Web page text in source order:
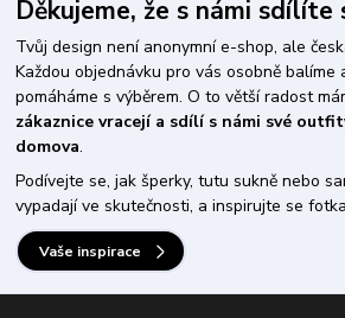
Děkujeme, že s námi sdílíte
Tvůj design není anonymní e-shop, ale
Každou objednávku pro vás osobně balíme
pomáháme s výběrem. O to větší radost
zákaznice vracejí a sdílí s námi své
domova.
Podívejte se, jak šperky, tutu sukně nebo
vypadají ve skutečnosti, a inspirujte se
Vaše inspirace